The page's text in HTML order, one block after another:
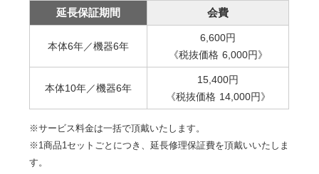
延長保証期間 会費
本体6年／機器6年
6,600円
《税抜価格 6,000円》
本体10年／機器6年
15,400円
《税抜価格 14,000円》
※サービス料金は一括で頂戴いたします。
※1商品1セットごとにつき、延長修理保証費を頂戴いいたしま
す。